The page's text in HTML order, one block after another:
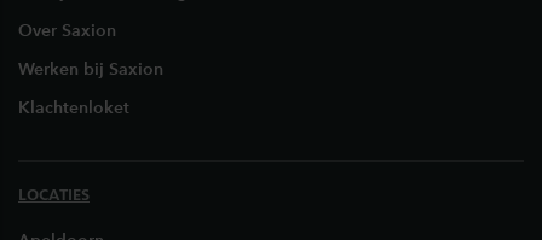
Over Saxion
Werken bij Saxion
Klachtenloket
LOCATIES